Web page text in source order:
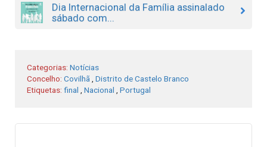
Dia Internacional da Família assinalado
sábado com...
Categorias: Notícias
Concelho: Covilhã, Distrito de Castelo Branco
Etiquetas: final , Nacional , Portugal